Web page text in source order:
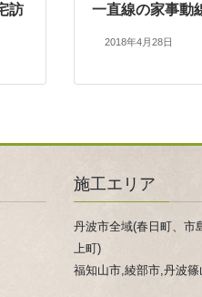
訪
一直線の家事動
2018年4月28日
施工エリア
丹波市全域(春日町、市
上町)
福知山市,綾部市,丹波